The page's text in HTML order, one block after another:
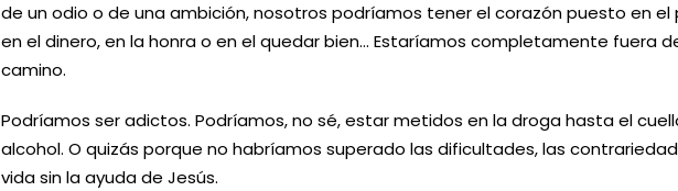
de un odio o de una ambición, nosotros podríamos tener el corazón puesto en el
en el dinero, en la honra o en el quedar bien… Estaríamos completamente fuera
camino.
Podríamos ser adictos. Podríamos, no sé, estar metidos en la droga hasta el
alcohol. O quizás porque no habríamos superado las dificultades, las
vida sin la ayuda de Jesús.